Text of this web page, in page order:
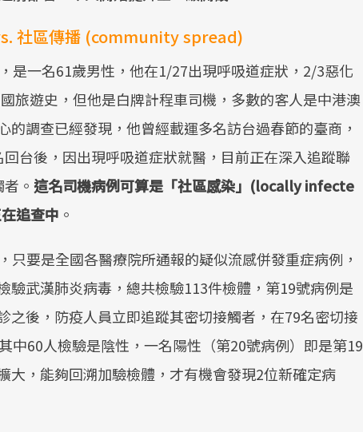
社區傳播 (community spread)
是一名61歲男性，他在1/27出現呼吸道症狀，2/3惡化
旅遊史，但他是白牌計程車司機，多數的客人是中港澳
調查已經發現，他曾經載運多名訪台過春節的臺商，
台後，因出現呼吸道症狀就醫，目前正在深入追蹤聯
。 這名司機病例可算是「社區感染」(locally infecte
追查中 。
要是全國各醫療院所通報的疑似流感併發重症病例，
驗武漢肺炎病毒，總共檢驗113件檢體，第19號病例是
之後，防疫人員立即追蹤其密切接觸者，在79名密切接
中60人檢驗是陰性，一名陽性（第20號病例）即是第19
大，能夠回溯加驗檢體，才有機會發現2位新確定病
前往專題
前往專題
前往專題